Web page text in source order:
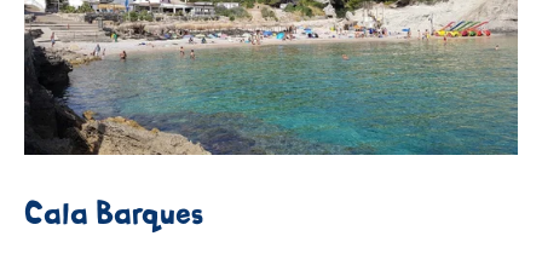
Cala Barques